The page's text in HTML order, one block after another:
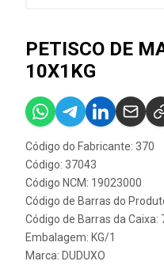
PETISCO DE
10X1KG
Código do Fabricante: 370
Código: 37043
Código NCM: 19023000
Código de Barras do
Código de Barras da Caixa:
Embalagem: KG/1
Marca: DUDUXO